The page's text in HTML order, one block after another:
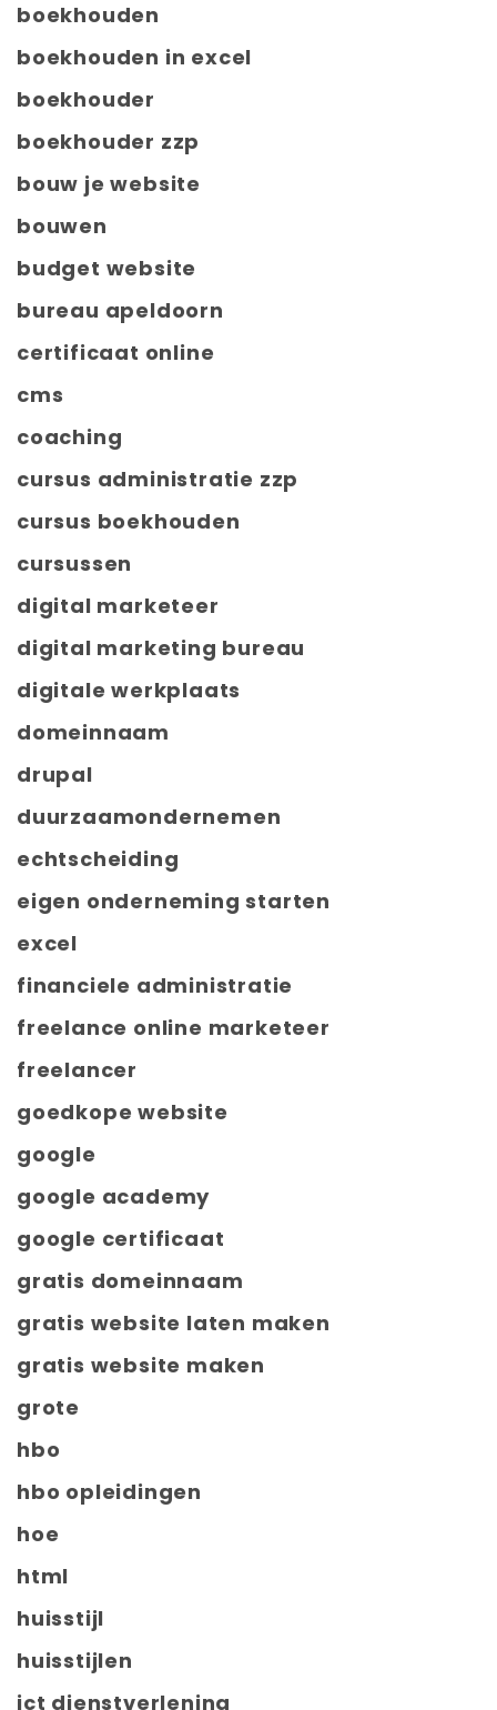
boekhouden
boekhouden in excel
boekhouder
boekhouder zzp
bouw je website
bouwen
budget website
bureau apeldoorn
certificaat online
cms
coaching
cursus administratie zzp
cursus boekhouden
cursussen
digital marketeer
digital marketing bureau
digitale werkplaats
domeinnaam
drupal
duurzaamondernemen
echtscheiding
eigen onderneming starten
excel
financiele administratie
freelance online marketeer
freelancer
goedkope website
google
google academy
google certificaat
gratis domeinnaam
gratis website laten maken
gratis website maken
grote
hbo
hbo opleidingen
hoe
html
huisstijl
huisstijlen
ict dienstverlening